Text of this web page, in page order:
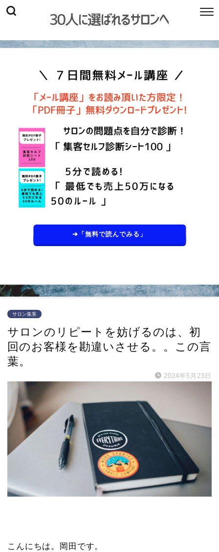
➔「無料で読んでみる」
サロン集客
サロンのリピートを妨げるのは、初
回のお客様を勘違いさせる。。この言
葉。
2024年5月23日
こんにちは。岡田です。